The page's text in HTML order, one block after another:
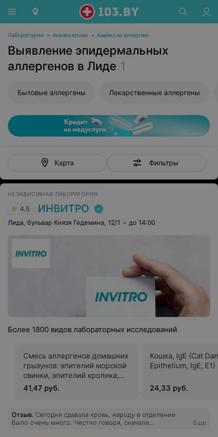
Лаборатории • Анализ крови • Анализ на аллергию
Выявление эпидермальных
аллергенов в Лиде 1
Бытовые аллергены Лекарственные аллергены
Карта Фильтры
НЕЗАВИСИМАЯ ЛАБОРАТОРИЯ
4.5 ИНВИТРО
Лида, бульвар Князя Гедемина, 12/1 до 14:00
Более 1800 видов лабораторных исследований
Смесь аллергенов домашних
грызунов: эпителий морской
свинки, эпителий кролика,
эпителий хомяка, крыса,
мышь, IgE (EP70 (E6, E82, E84,
Guinea Pig Epithelium, Rabbit
Epithelium, Hamster
41,47 руб.
Кошка, IgE (Cat
Epithelium, IgE, E1)
24,33 руб.
Отзыв. Сегодня сдавала кровь, народу в отделении
было очень много. Честно говоря, сначала
Еще